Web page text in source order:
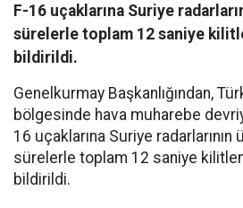
F-16 uçaklarına Suriye
sürelerle toplam 12 saniye
bildirildi.
Genelkurmay Başkanlığından,
bölgesinde hava muharebe
16 uçaklarına Suriye
sürelerle toplam 12 saniye
bildirildi.